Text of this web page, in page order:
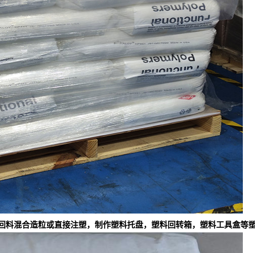
混合造粒或直接注塑，制作塑料托盘，塑料回转箱，塑料工具盒等塑